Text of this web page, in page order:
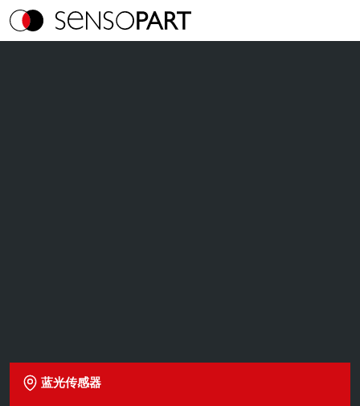
蓝光传感器